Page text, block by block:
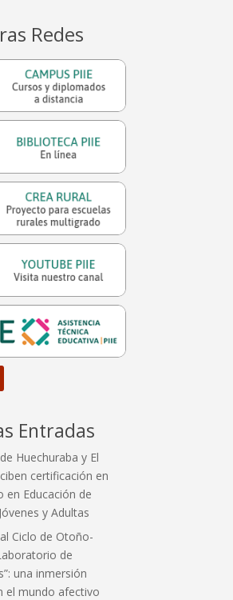
Redes
Entradas
Huechuraba y El
certificación en
en Educación de
y Adultas
Ciclo de Otoño-
de
una inmersión
el mundo afectivo